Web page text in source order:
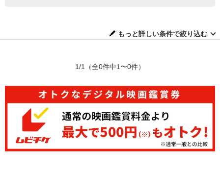
もっと詳しい条件で絞り込む
1/1 （全0件中1〜0件）